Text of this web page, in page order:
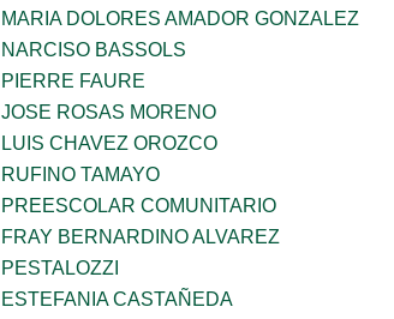
MARIA DOLORES AMADOR GONZALEZ
NARCISO BASSOLS
PIERRE FAURE
JOSE ROSAS MORENO
LUIS CHAVEZ OROZCO
RUFINO TAMAYO
PREESCOLAR COMUNITARIO
FRAY BERNARDINO ALVAREZ
PESTALOZZI
ESTEFANIA CASTAÑEDA